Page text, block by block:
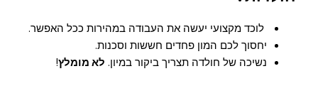
לוכד מקצועי יעשה את העבודה במהירות ככל האפשר.
יחסוך לכם המון פחדים חששות וסכנות.
נשיכה של חולדה תצריך ביקור במיון. לא מומלץ!